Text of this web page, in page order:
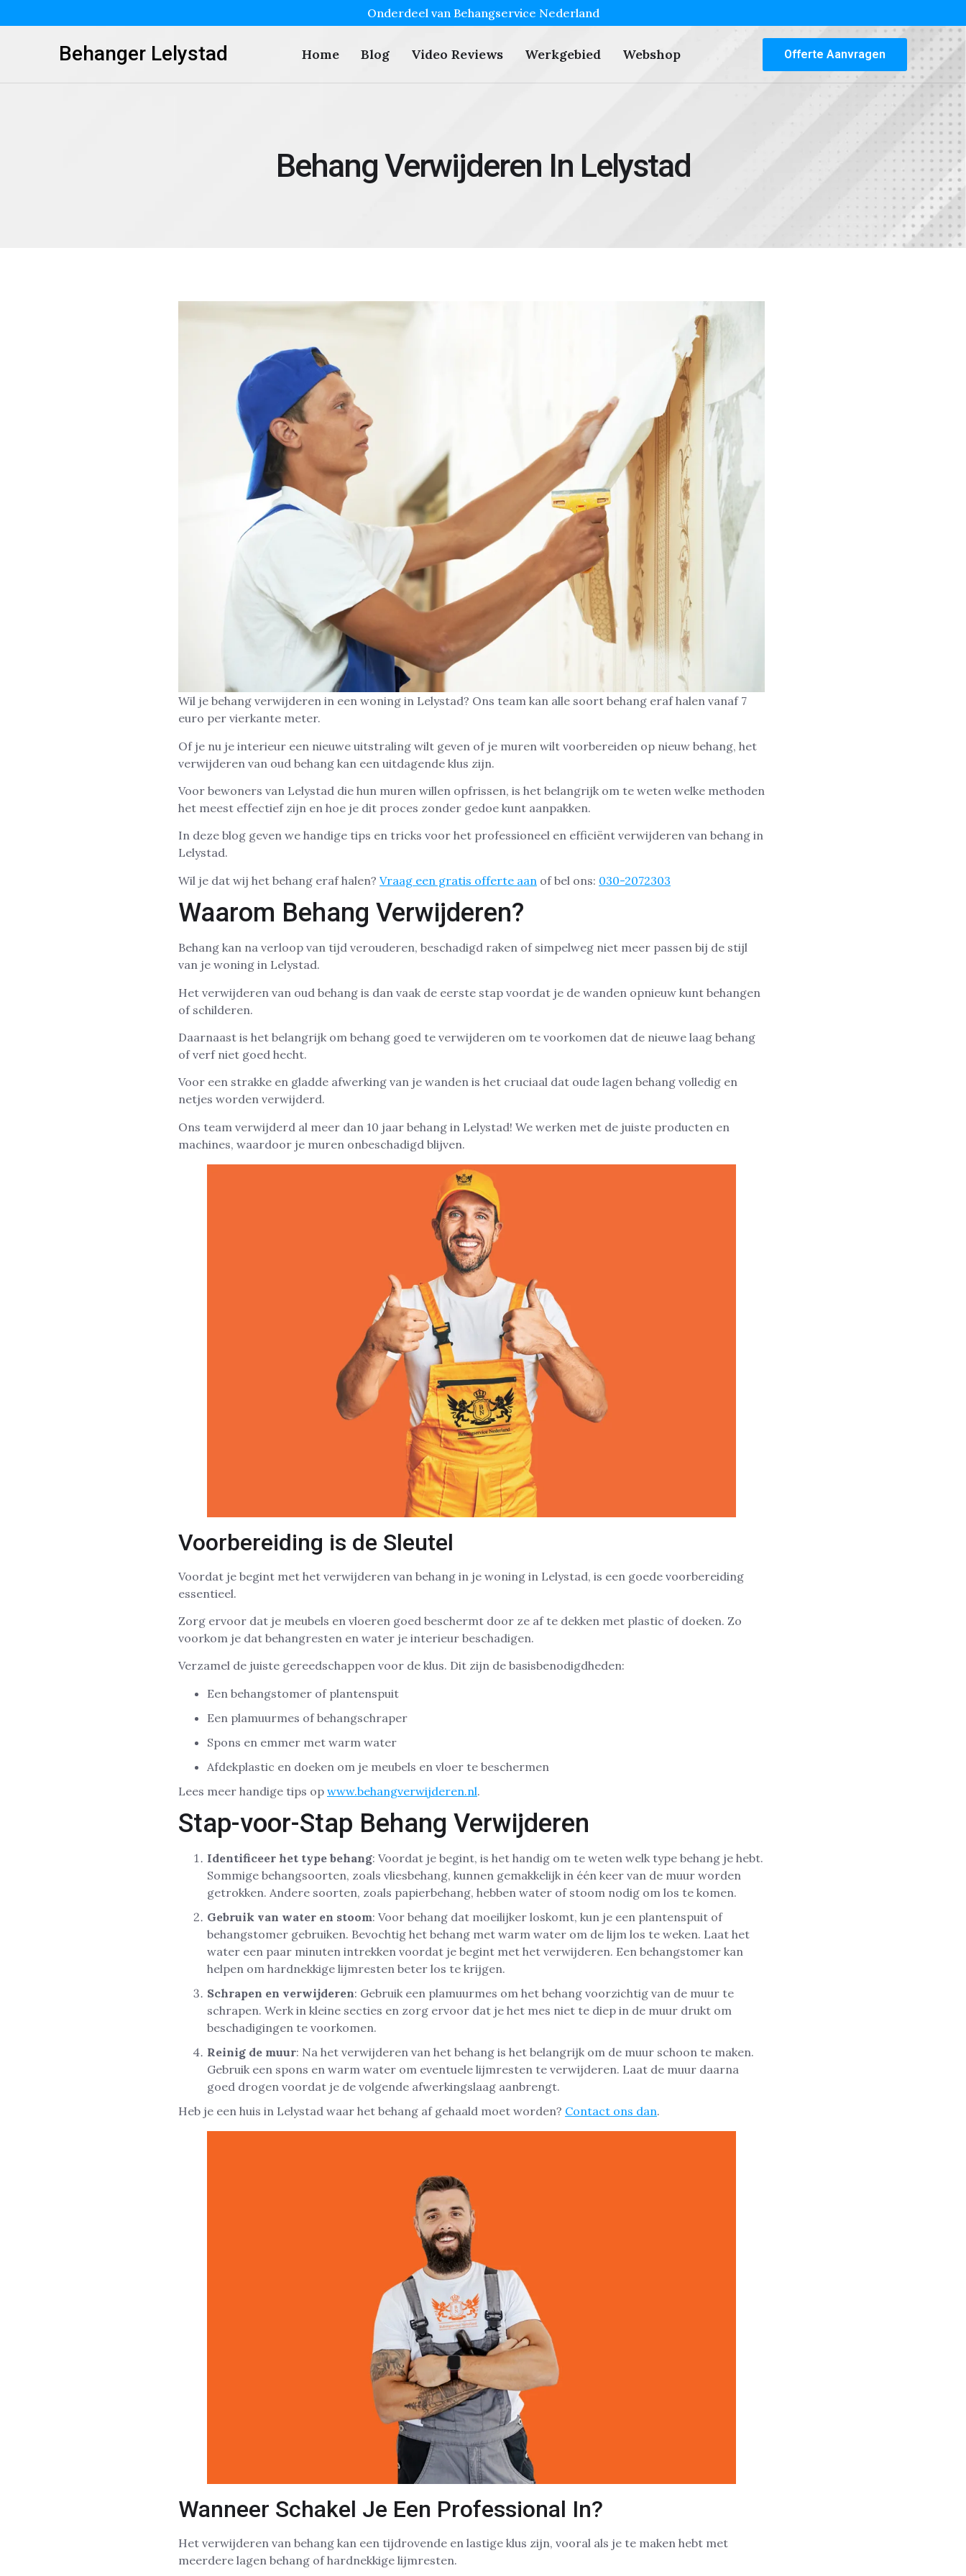
Onderdeel van Behangservice Nederland
Behanger Lelystad Home Blog Video Reviews Werkgebied Webshop Offerte Aanvragen
Behang Verwijderen In Lelystad
Wil je behang verwijderen in een woning in Lelystad? Ons team kan alle soort behang eraf halen vanaf 7
euro per vierkante meter.
Of je nu je interieur een nieuwe uitstraling wilt geven of je muren wilt voorbereiden op nieuw behang, het
verwijderen van oud behang kan een uitdagende klus zijn.
Voor bewoners van Lelystad die hun muren willen opfrissen, is het belangrijk om te weten welke methoden
het meest effectief zijn en hoe je dit proces zonder gedoe kunt aanpakken.
In deze blog geven we handige tips en tricks voor het professioneel en efficiënt verwijderen van behang in
Lelystad.
Wil je dat wij het behang eraf halen? Vraag een gratis offerte aan of bel ons: 030-2072303
Waarom Behang Verwijderen?
Behang kan na verloop van tijd verouderen, beschadigd raken of simpelweg niet meer passen bij de stijl
van je woning in Lelystad.
Het verwijderen van oud behang is dan vaak de eerste stap voordat je de wanden opnieuw kunt behangen
of schilderen.
Daarnaast is het belangrijk om behang goed te verwijderen om te voorkomen dat de nieuwe laag behang
of verf niet goed hecht.
Voor een strakke en gladde afwerking van je wanden is het cruciaal dat oude lagen behang volledig en
netjes worden verwijderd.
Ons team verwijderd al meer dan 10 jaar behang in Lelystad! We werken met de juiste producten en
machines, waardoor je muren onbeschadigd blijven.
Voorbereiding is de Sleutel
Voordat je begint met het verwijderen van behang in je woning in Lelystad, is een goede voorbereiding
essentieel.
Zorg ervoor dat je meubels en vloeren goed beschermt door ze af te dekken met plastic of doeken. Zo
voorkom je dat behangresten en water je interieur beschadigen.
Verzamel de juiste gereedschappen voor de klus. Dit zijn de basisbenodigdheden:
Een behangstomer of plantenspuit
Een plamuurmes of behangschraper
Spons en emmer met warm water
Afdekplastic en doeken om je meubels en vloer te beschermen
Lees meer handige tips op www.behangverwijderen.nl.
Stap-voor-Stap Behang Verwijderen
Identificeer het type behang: Voordat je begint, is het handig om te weten welk type behang je hebt.
Sommige behangsoorten, zoals vliesbehang, kunnen gemakkelijk in één keer van de muur worden
getrokken. Andere soorten, zoals papierbehang, hebben water of stoom nodig om los te komen.
Gebruik van water en stoom: Voor behang dat moeilijker loskomt, kun je een plantenspuit of
behangstomer gebruiken. Bevochtig het behang met warm water om de lijm los te weken. Laat het
water een paar minuten intrekken voordat je begint met het verwijderen. Een behangstomer kan
helpen om hardnekkige lijmresten beter los te krijgen.
Schrapen en verwijderen: Gebruik een plamuurmes om het behang voorzichtig van de muur te
schrapen. Werk in kleine secties en zorg ervoor dat je het mes niet te diep in de muur drukt om
beschadigingen te voorkomen.
Reinig de muur: Na het verwijderen van het behang is het belangrijk om de muur schoon te maken.
Gebruik een spons en warm water om eventuele lijmresten te verwijderen. Laat de muur daarna
goed drogen voordat je de volgende afwerkingslaag aanbrengt.
Heb je een huis in Lelystad waar het behang af gehaald moet worden? Contact ons dan.
Wanneer Schakel Je Een Professional In?
Het verwijderen van behang kan een tijdrovende en lastige klus zijn, vooral als je te maken hebt met
meerdere lagen behang of hardnekkige lijmresten.